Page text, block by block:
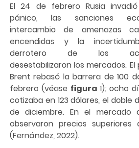
El 24 de febrero Rusia
pánico, las sanciones
intercambio de amenazas
encendidas y la
derrotero de los
desestabilizaron los mercados.
Brent rebasó la barrera de 100
febrero (véase figura 1); ocho
cotizaba en 123 dólares, el doble
de diciembre. En el mercado
observaron precios superiores
(Fernández, 2022).